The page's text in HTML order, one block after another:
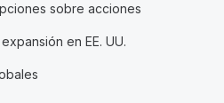
sobre acciones
en EE. UU.